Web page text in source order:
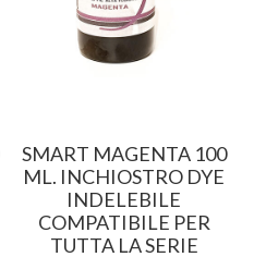
SMART MAGENTA 100
ML. INCHIOSTRO DYE
INDELEBILE
COMPATIBILE PER
TUTTA LA SERIE